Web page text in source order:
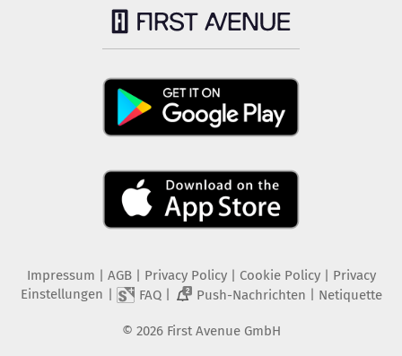
Impressum | AGB | Privacy Policy| Cookie Policy| Privacy
Einstellungen | FAQ| 2 Push-Nachrichten | Netiquette
© 2026 First Avenue GmbH